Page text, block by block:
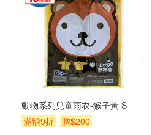
動物系列兒童雨衣-猴子黃 S
滿額9折
贈$200